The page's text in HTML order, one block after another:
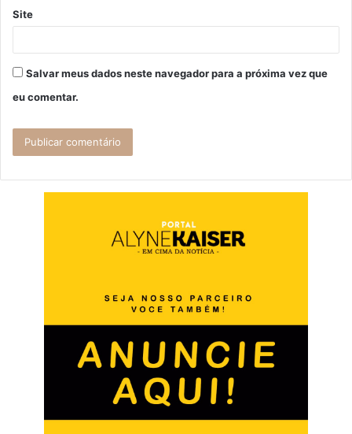
Site
Salvar meus dados neste navegador para a próxima vez que
eu comentar.